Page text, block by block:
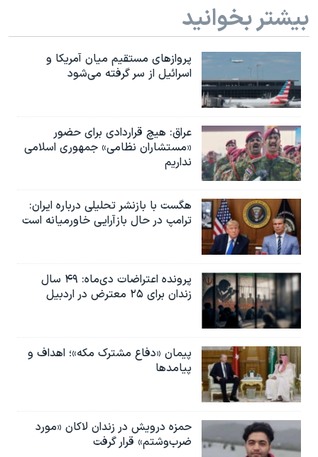
بیشتر بخوانید
پروازهای مستقیم میان آمریکا و
اسرائیل از سر گرفته می‌شود
عراق: هیچ قراردادی برای حضور
«مستشاران نظامی» جمهوری اسلامی
نداریم
هگست با بازنشر تحلیلی درباره ایران:
ترامپ در حال بازآرایی خاورمیانه است
پرونده اعتراضات دی‌ماه: ۴۹ سال
زندان برای ۲۵ معترض در اردبیل
پیمان «دفاع مشترک مکه»؛ اهداف و
پیامدها
حمزه درویش در زندان لاکان «مورد
ضرب‌وشتم» قرار گرفت